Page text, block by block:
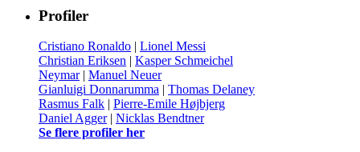
Profiler
Cristiano Ronaldo | Lionel Messi
Christian Eriksen | Kasper Schmeichel
Neymar| Manuel Neuer
Gianluigi Donnarumma | Thomas Delaney
Rasmus Falk | Pierre-Emile Højbjerg
Daniel Agger| Nicklas Bendtner
Se flere profiler her